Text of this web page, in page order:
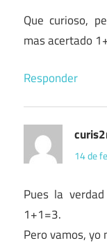
Que curioso,
mas acertado
Responder
14 de
Pues la
1+1=3.
Pero vamos, yo